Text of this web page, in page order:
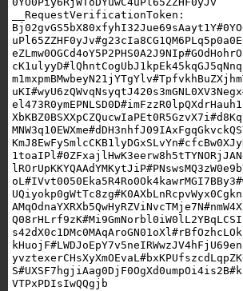
__RequestVerificationToken:
VTPxPDIsIwQQgjb